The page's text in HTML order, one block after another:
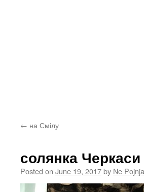
← на Смілу
солянка Черкаси
Posted on June 19, 2017by Ne